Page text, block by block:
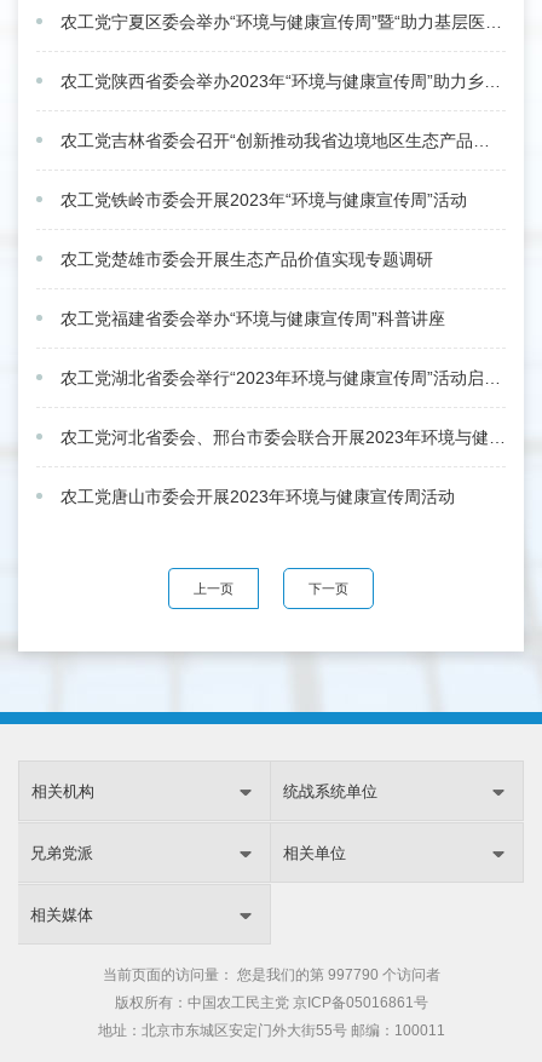
农工党宁夏区委会举办“环境与健康宣传周”暨“助力基层医疗服务能力提升”活动
农工党陕西省委会举办2023年“环境与健康宣传周”助力乡村振兴、健康服务基层活动
农工党吉林省委会召开“创新推动我省边境地区生态产品价值实现”专题调研启动会
农工党铁岭市委会开展2023年“环境与健康宣传周”活动
农工党楚雄市委会开展生态产品价值实现专题调研
农工党福建省委会举办“环境与健康宣传周”科普讲座
农工党湖北省委会举行“2023年环境与健康宣传周”活动启动仪式
农工党河北省委会、邢台市委会联合开展2023年环境与健康宣传周活动
农工党唐山市委会开展2023年环境与健康宣传周活动
上一页 下一页
相关机构 统战系统单位
兄弟党派 相关单位
相关媒体
当前页面的访问量： 您是我们的第 997790 个访问者
版权所有：中国农工民主党 京ICP备05016861号
地址：北京市东城区安定门外大街55号 邮编：100011